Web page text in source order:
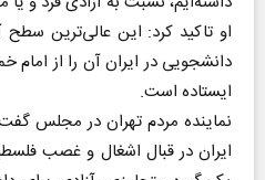
او تاکید کرد: این عالی‌ترین
دانشجویی در ایران آن را از
ایستاده است.
نماینده مردم تهران در مجلس
ایران در قبال اشغال و غصب